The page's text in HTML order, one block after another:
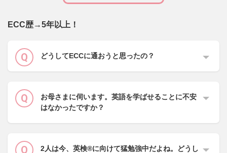
ECC歴→5年以上！
どうしてECCに通おうと思ったの？
お母さまに伺います。英語を学ばせることに不安
はなかったですか？
2人は今、英検®に向けて猛勉強中だよね。どうし